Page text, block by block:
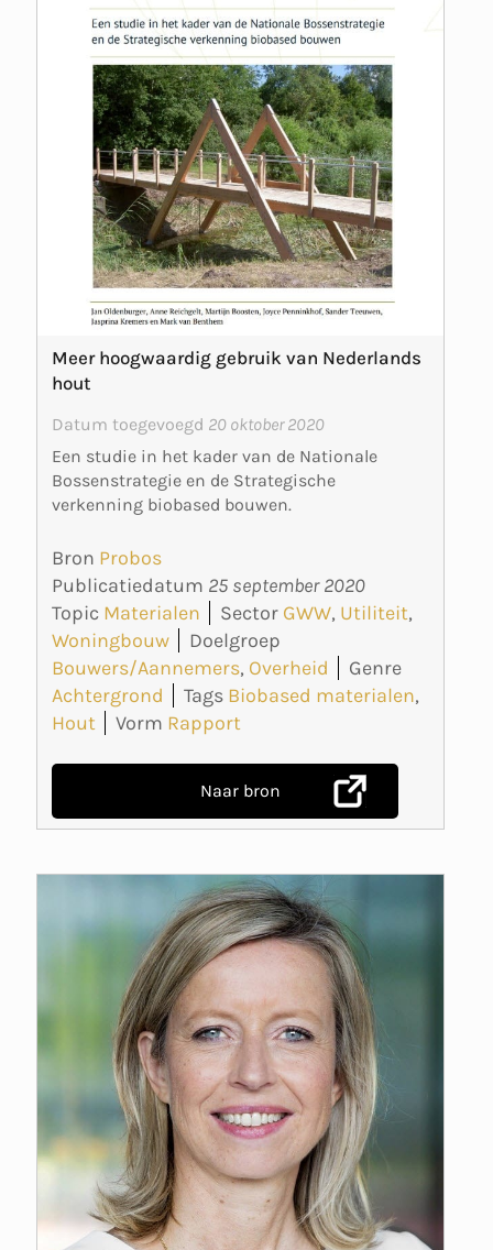
Meer hoogwaardig gebruik van Nederlands
hout
Datum toegevoegd 20 oktober 2020
Een studie in het kader van de Nationale
Bossenstrategie en de Strategische
verkenning biobased bouwen.
Bron Probos
Publicatiedatum 25 september 2020
Topic Materialen Sector GWW, Utiliteit,
Woningbouw
Doelgroep
Bouwers/Aannemers, Overheid
Genre
Achtergrond
Tags Biobased materialen,
Hout
Vorm Rapport
Naar bron